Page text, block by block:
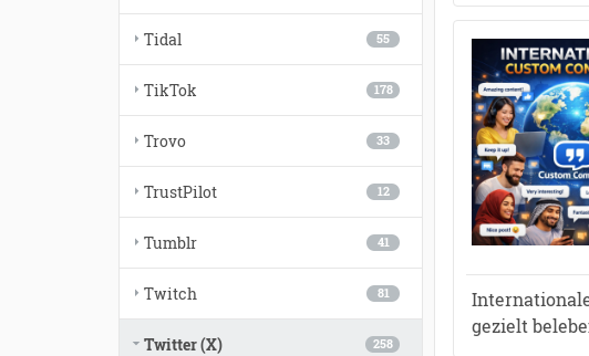
gezielt
55
Tidal
178
TikTok
33
Trovo
12
TrustPilot
41
Tumblr
81
Twitch
258
Twitter (X)